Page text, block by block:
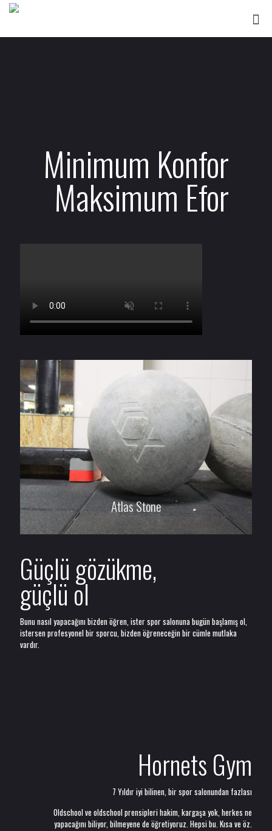
Minimum Konfor
Maksimum Efor
Atlas Stone
Güçlü gözükme,
güçlü ol
Bunu nasıl yapacağını bizden öğren, ister spor salonuna bugün başlamış ol,
istersen profesyonel bir sporcu, bizden öğreneceğin bir cümle mutlaka
vardır.
Hornets Gym
7 Yıldır iyi bilinen, bir spor salonundan fazlası
Oldschool ve oldschool prensipleri hakim, kargaşa yok, herkes ne
yapacağını biliyor, bilmeyene de öğretiyoruz. Hepsi bu. Kısa ve öz.